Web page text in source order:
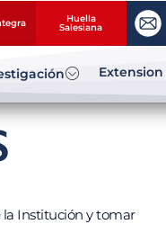
Huella
Salesiana
la Institución y tomar